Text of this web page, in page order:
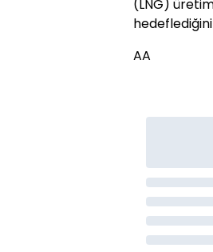
(LNG)
hedeflediğini
AA